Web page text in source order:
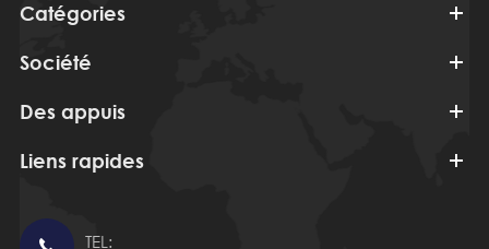
Catégories
Société
Des appuis
Liens rapides
TEL: